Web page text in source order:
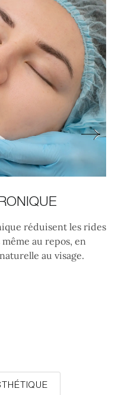
réduisent les rides
au repos, en
au visage.